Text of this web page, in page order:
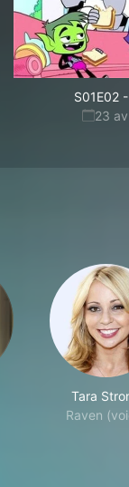
S01E02-
23
Tara
Raven